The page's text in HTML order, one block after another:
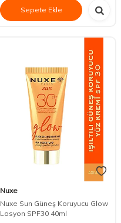
Sepete Ekle
Nuxe
Nuxe Sun Güneş Koruyucu Glow
Losyon SPF30 40ml